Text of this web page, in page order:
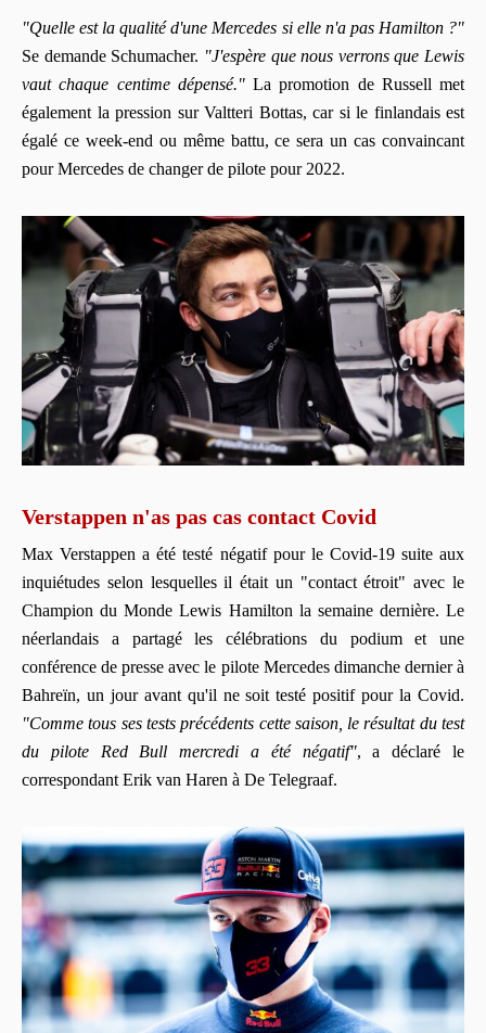
"Quelle est la qualité d'une Mercedes si elle n'a pas Hamilton ?"
Se demande Schumacher. "J'espère que nous verrons que Lewis
vaut chaque centime dépensé."La promotion de Russell met
également la pression sur Valtteri Bottas, car si le finlandais est
égalé ce week-end ou même battu, ce sera un cas convaincant
pour Mercedes de changer de pilote pour 2022.
Verstappen n'as pas cas contact Covid
Max Verstappen a été testé négatif pour le Covid-19 suite aux
inquiétudes selon lesquelles il était un "contact étroit" avec le
Champion du Monde Lewis Hamilton la semaine dernière. Le
néerlandais a partagé les célébrations du podium et une
conférence de presse avec le pilote Mercedes dimanche dernier à
Bahreïn, un jour avant qu'il ne soit testé positif pour la Covid.
"Comme tous ses tests précédents cette saison, le résultat du test
du pilote Red Bull mercredi a été négatif", a déclaré le
correspondant Erik van Haren à De Telegraaf.